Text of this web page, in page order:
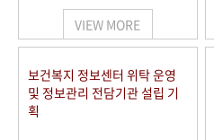
VIEW MORE
보건복지 정보센터 위탁 운영
및 정보관리 전담기관 설립 기
획